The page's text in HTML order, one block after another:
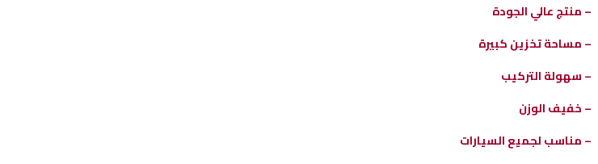
– منتج عالي الجودة
– مساحة تخزين كبيرة
– سهولة التركيب
– خفيف الوزن
– مناسب لجميع السيارات